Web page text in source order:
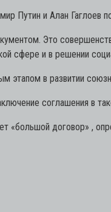
Путин и Алан Гаглоев
Это
сфере и в решении
этапом в развитии
соглашения в
договор» ,